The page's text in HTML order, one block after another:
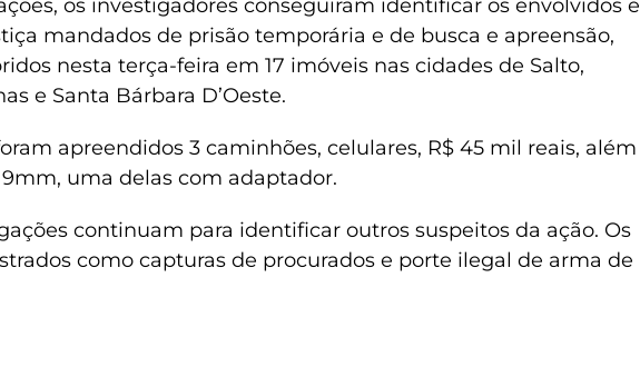
os investigadores conseguiram identificar os envolvidos e
mandados de prisão temporária e de busca e apreensão,
nesta terça-feira em 17 imóveis nas cidades de Salto,
e Santa Bárbara D’Oeste.
apreendidos 3 caminhões, celulares, R$ 45 mil reais, além
uma delas com adaptador.
continuam para identificar outros suspeitos da ação. Os
como capturas de procurados e porte ilegal de arma de